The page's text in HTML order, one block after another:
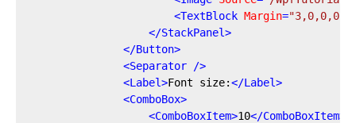
<TextBlock Margin="3,0,0,0"
</StackPanel>
</Button>
<Separator />
<Label>Font size:</Label>
<ComboBox>
<ComboBoxItem>10</ComboBoxItem>